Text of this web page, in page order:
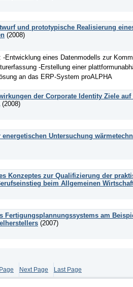
und prototypische Realisierung
(2008)
-Entwicklung eines Datenmodells zur
-Erstellung einer
an das ERP-System proALPHA
der Corporate Identity Ziele
(2008)
energetischen Untersuchung
Konzeptes zur Qualifizierung der
beim Allgemeinen
Fertigungsplannungssystems am
(2007)
Next Page Last Page